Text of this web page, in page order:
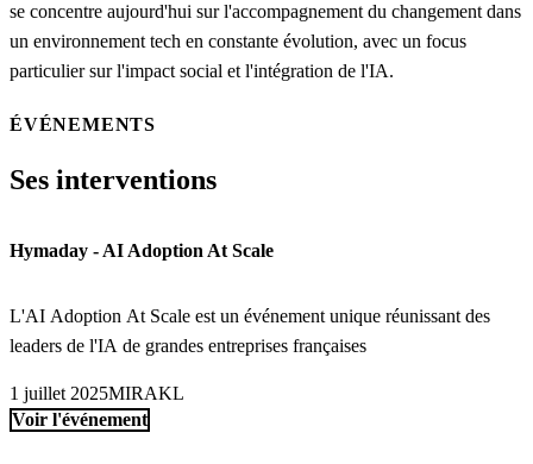
se concentre aujourd'hui sur l'accompagnement du changement dans
un environnement tech en constante évolution, avec un focus
particulier sur l'impact social et l'intégration de l'IA.
ÉVÉNEMENTS
Ses interventions
Hymaday - AI Adoption At Scale
L'AI Adoption At Scale est un événement unique réunissant des
leaders de l'IA de grandes entreprises françaises
1 juillet 2025MIRAKL
Voir l'événement